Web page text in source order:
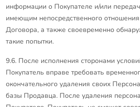
информации о Покупателе и/или
имеющим непосредственного
Договора, а также своевременно
такие попытки.
9.6. После исполнения сторонами
Покупатель вправе требовать
окончательного удаления своих
базы Продавца. После удаления